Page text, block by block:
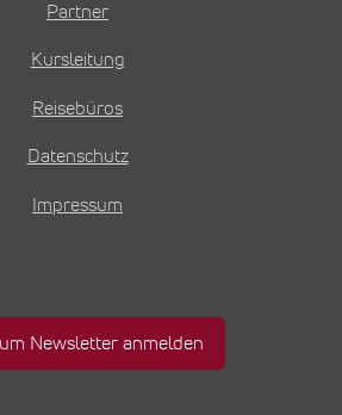
Partner
Kursleitung
Reisebüros
Datenschutz
Impressum
Newsletter anmelden